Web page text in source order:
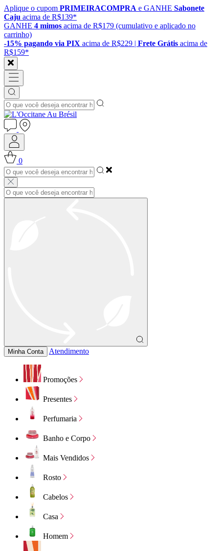
Aplique o cupom PRIMEIRACOMPRA e GANHE Sabonete
Caju acima de R$139*
GANHE 4 mimos acima de R$179 (cumulativo e aplicado no
carrinho)
-15% pagando via PIX acima de R$229 | Frete Grátis acima de
R$159*
0
Minha Conta Atendimento
Promoções
Presentes
Perfumaria
Banho e Corpo
Mais Vendidos
Rosto
Cabelos
Casa
Homem